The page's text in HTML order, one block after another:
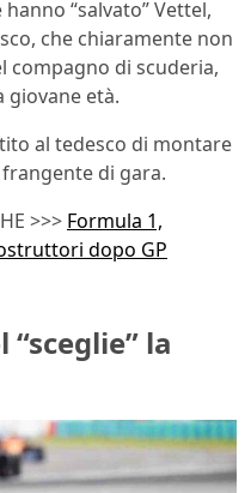
“salvato” Vettel,
che chiaramente non
compagno di scuderia,
giovane età.
al tedesco di montare
di gara.
>>> Formula 1,
dopo GP
la